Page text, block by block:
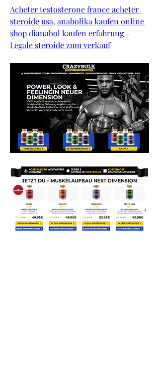
Acheter testosterone france acheter
steroide usa, anabolika kaufen online
shop dianabol kaufen erfahrung -
Legale steroide zum verkauf